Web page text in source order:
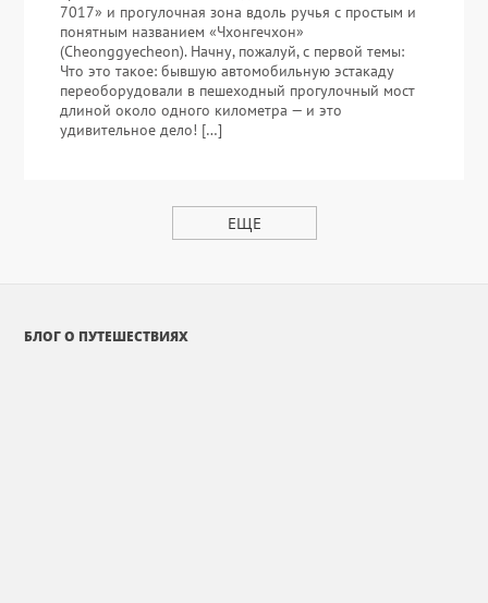
7017» и прогулочная зона вдоль ручья с простым и
понятным названием «Чхонгечхон»
(Cheonggyecheon). Начну, пожалуй, с первой темы:
Что это такое: бывшую автомобильную эстакаду
переоборудовали в пешеходный прогулочный мост
длиной около одного километра — и это
удивительное дело! […]
ЕЩЕ
БЛОГ О ПУТЕШЕСТВИЯХ